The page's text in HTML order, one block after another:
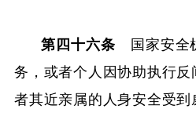
第四十六条 国家安全
务，或者个人因协助执行
者其近亲属的人身安全受